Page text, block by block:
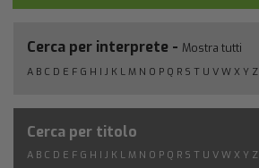
Cerca per interprete - Mostra tutti
A B C D E F G H I J K L M N O P Q R S T U V W X Y Z
Cerca per titolo
A B C D E F G H I J K L M N O P Q R S T U V W X Y Z